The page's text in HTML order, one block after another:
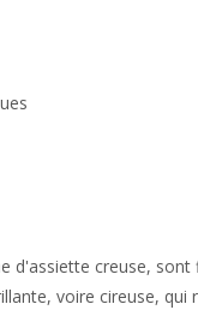
d'assiette creuse,
voire cireuse,